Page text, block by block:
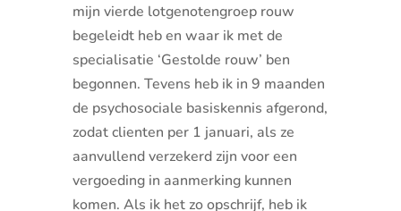
mijn vierde lotgenotengroep rouw
begeleidt heb en waar ik met de
specialisatie ‘Gestolde rouw’ ben
begonnen. Tevens heb ik in 9 maanden
de psychosociale basiskennis afgerond,
zodat clienten per 1 januari, als ze
aanvullend verzekerd zijn voor een
vergoeding in aanmerking kunnen
komen. Als ik het zo opschrijf, heb ik